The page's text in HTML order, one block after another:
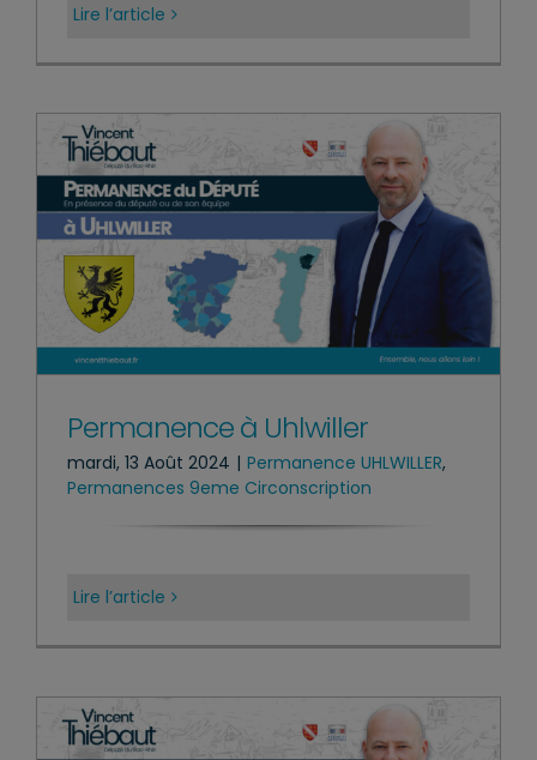
Lire l’article
Permanence à Uhlwiller
mardi, 13 Août 2024 | Permanence UHLWILLER,
Permanences 9eme Circonscription
Lire l’article